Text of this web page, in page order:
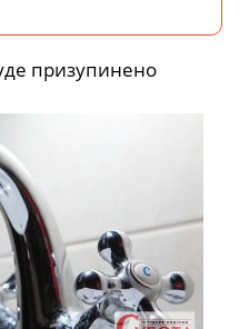
призупинено